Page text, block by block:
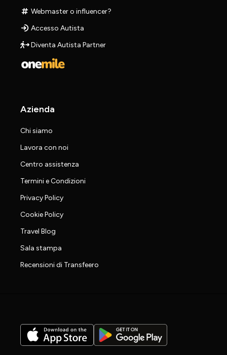
Webmaster o influencer?
Accesso Autista
Diventa Autista Partner
Azienda
Chi siamo
Lavora con noi
Centro assistenza
Termini e Condizioni
Privacy Policy
Cookie Policy
Travel Blog
Sala stampa
Recensioni di Transfeero